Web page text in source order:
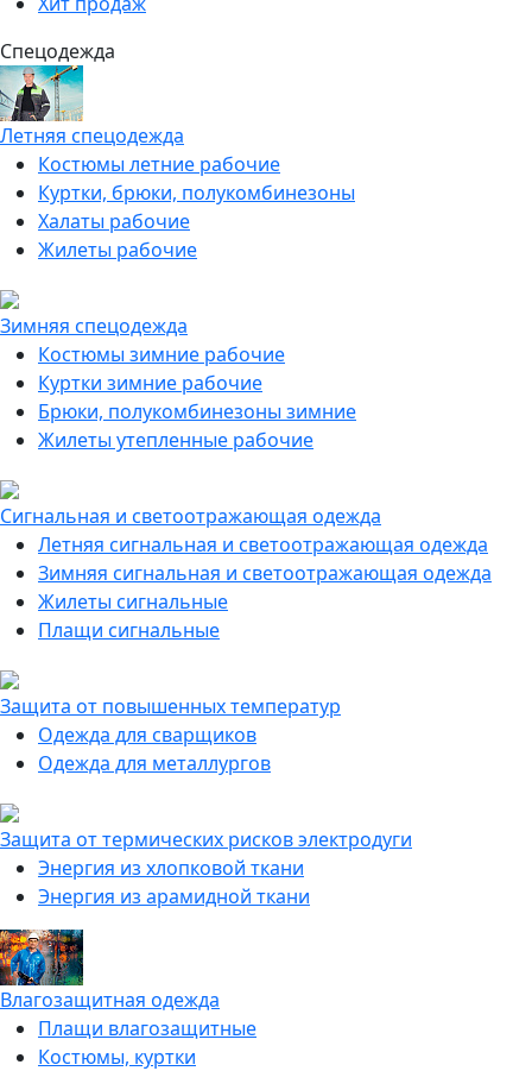
Спецодежда
Летняя спецодежда
Костюмы летние рабочие
Куртки, брюки, полукомбинезоны
Халаты рабочие
Жилеты рабочие
Зимняя спецодежда
Костюмы зимние рабочие
Куртки зимние рабочие
Брюки, полукомбинезоны зимние
Жилеты утепленные рабочие
Сигнальная и светоотражающая одежда
Летняя сигнальная и светоотражающая одежда
Зимняя сигнальная и светоотражающая одежда
Жилеты сигнальные
Плащи сигнальные
Защита от повышенных температур
Одежда для сварщиков
Одежда для металлургов
Защита от термических рисков электродуги
Энергия из хлопковой ткани
Энергия из арамидной ткани
Влагозащитная одежда
Плащи влагозащитные
Костюмы, куртки